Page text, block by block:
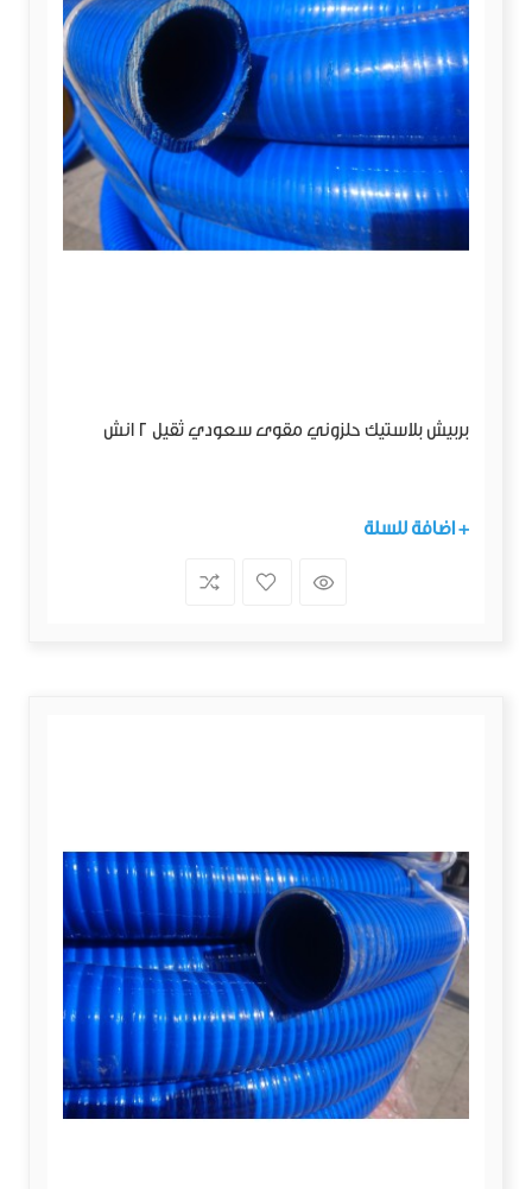
بربيش بلاستيك حلزوني مقوى سعودي ثقيل 2 انش
+ اضافة للسلة